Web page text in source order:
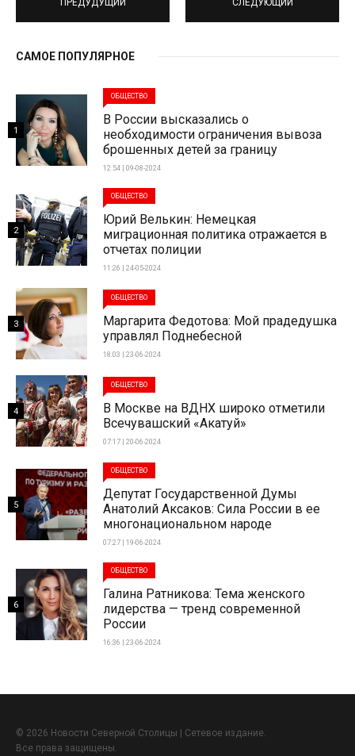
САМОЕ ПОПУЛЯРНОЕ
ОБЩЕСТВО
В России высказались о
необходимости ограничения вывоза
брошенных детей за границу
12:54 | 09-08-2024
1
ОБЩЕСТВО
Юрий Велькин: Немецкая
миграционная политика отражается в
отчетах полиции
11:26 | 24-05-2024
2
ОБЩЕСТВО
Маргарита Федотова: Мой прадедушка
управлял Поднебесной
18:03 | 23-06-2024
3
ОБЩЕСТВО
В Москве на ВДНХ широко отметили
Всечувашский «Акатуй»
07:17 | 20-06-2024
4
ОБЩЕСТВО
Депутат Государственной Думы
Анатолий Аксаков: Сила России в ее
многонациональном народе
07:27 | 19-06-2024
5
ОБЩЕСТВО
Галина Ратникова: Тема женского
лидерства — тренд современной
России
16:36 | 23-06-2024
6
© 2026 Новости Северной Столицы | Сетевое издание.
Все права защищены.